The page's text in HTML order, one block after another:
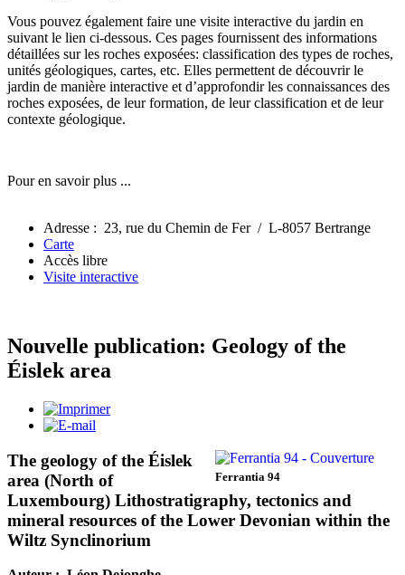
Vous pouvez également faire une visite interactive du jardin en
suivant le lien ci-dessous. Ces pages fournissent des informations
détaillées sur les roches exposées: classification des types de roches,
unités géologiques, cartes, etc. Elles permettent de découvrir le
jardin de manière interactive et d’approfondir les connaissances des
roches exposées, de leur formation, de leur classification et de leur
contexte géologique.
Pour en savoir plus ...
Adresse : 23, rue du Chemin de Fer / L-8057 Bertrange
Carte
Accès libre
Visite interactive
Nouvelle publication: Geology of the
Éislek area
Ferrantia 94
The geology of the Éislek
area (North of
Luxembourg) Lithostratigraphy, tectonics and
mineral resources of the Lower Devonian within the
Wiltz Synclinorium